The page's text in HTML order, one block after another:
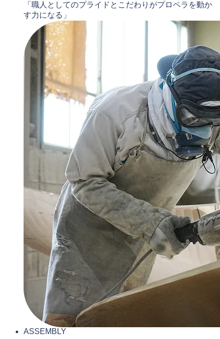
「職人としてのプライドとこだわりがプロペラを動か
す力になる」
ASSEMBLY